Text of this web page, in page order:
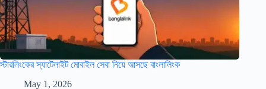
স্টারলিংকের স্যাটেলাইট মোবাইল সেবা নিয়ে আসছে বাংলালিংক
May 1, 2026